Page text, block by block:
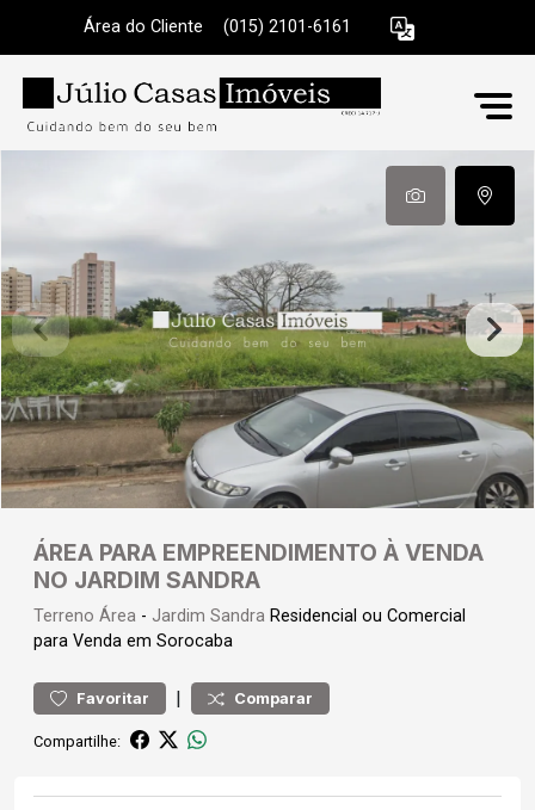
Área do Cliente (015) 2101-6161
ÁREA PARA EMPREENDIMENTO À VENDA
NO JARDIM SANDRA
Terreno Área - Jardim Sandra Residencial ou Comercial
para Venda em Sorocaba
Favoritar | Comparar
Compartilhe: